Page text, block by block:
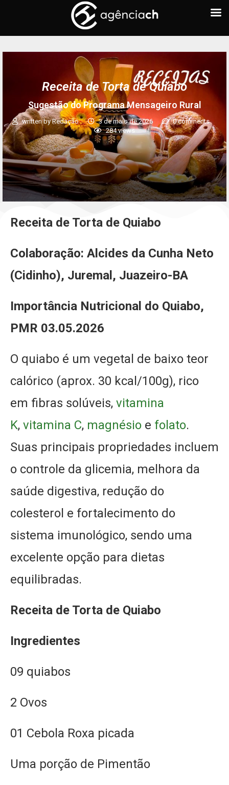
Receita de Torta de Quiabo
Sugestão do Programa Mensageiro Rural
written byRedação 3 de maio de 2026
0 comments
284views
Receita de Torta de Quiabo
Colaboração: Alcides da Cunha Neto
(Cidinho), Juremal, Juazeiro-BA
Importância Nutricional do Quiabo,
PMR 03.05.2026
O quiabo é um vegetal de baixo teor
calórico (aprox. 30 kcal/100g), rico
em fibras solúveis, vitamina
K, vitamina C, magnésio e folato.
Suas principais propriedades incluem
o controle da glicemia, melhora da
saúde digestiva, redução do
colesterol e fortalecimento do
sistema imunológico, sendo uma
excelente opção para dietas
equilibradas.
Receita de Torta de Quiabo
Ingredientes
09 quiabos
2 Ovos
01 Cebola Roxa picada
Uma porção de Pimentão